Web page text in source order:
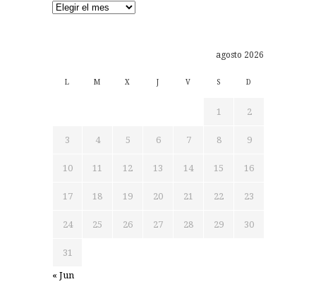
Archivos
agosto 2026
L M X J V S D
1 2
3 4 5 6 7 8 9
10 11 12 13 14 15 16
17 18 19 20 21 22 23
24 25 26 27 28 29 30
31
« Jun